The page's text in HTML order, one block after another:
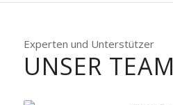
Experten und Unterstützer
UNSER TEAM